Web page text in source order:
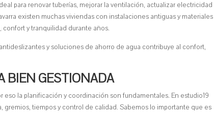
para renovar tuberías, mejorar la ventilación, actualizar electricidad
existen muchas viviendas con instalaciones antiguas y materiales
y tranquilidad durante años.
y soluciones de ahorro de agua contribuye al confort,
BIEN GESTIONADA
eso la planificación y coordinación son fundamentales. En estudio19
tiempos y control de calidad. Sabemos lo importante que es